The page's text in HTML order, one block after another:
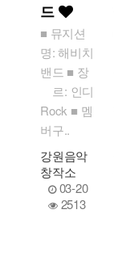
드
■ 뮤지션
명: 해비치
밴드 ■ 장
르: 인디
Rock ■ 멤
버구..
강원음악
창작소
03-20
2513